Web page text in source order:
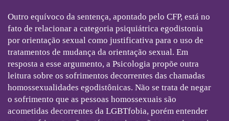
Outro equívoco da sentença, apontado pelo CFP, está no
fato de relacionar a categoria psiquiátrica egodistonia
por orientação sexual como justificativa para o uso de
tratamentos de mudança da orientação sexual. Em
resposta a esse argumento, a Psicologia propõe outra
leitura sobre os sofrimentos decorrentes das chamadas
homossexualidades egodistônicas. Não se trata de negar
o sofrimento que as pessoas homossexuais são
acometidas decorrentes da LGBTfobia, porém entender